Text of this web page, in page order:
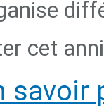
cet
savoir